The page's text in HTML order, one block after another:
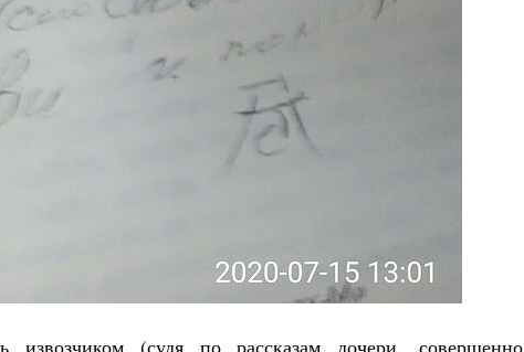
извозчиком (судя по рассказам дочери, совершенно